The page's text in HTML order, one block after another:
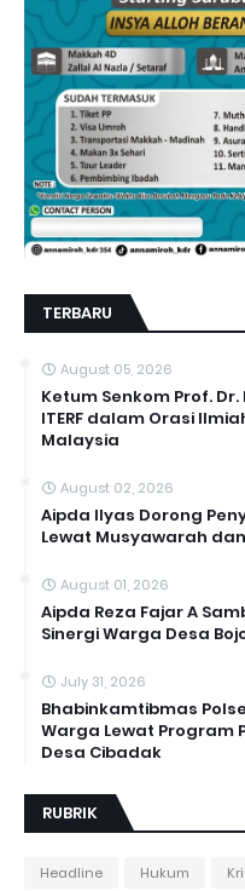
TERBARU
August 05, 2026
Ketum Senkom Prof.
ITERF dalam Orasi
Malaysia
August 02, 2026
Aipda Ilyas Dorong
Lewat Musyawarah
August 01, 2026
Aipda Reza Fajar A
Sinergi Warga Desa
July 31, 2026
Bhabinkamtibmas
Warga Lewat Program
Desa Cibadak
RUBRIK
Headline Hukum